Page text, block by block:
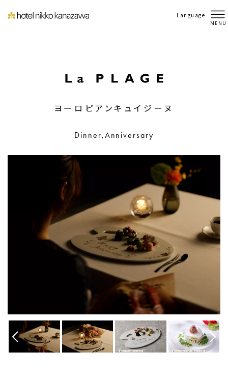
Language
MENU
ヨーロピアンキュイジーヌ
Dinner,Anniversary